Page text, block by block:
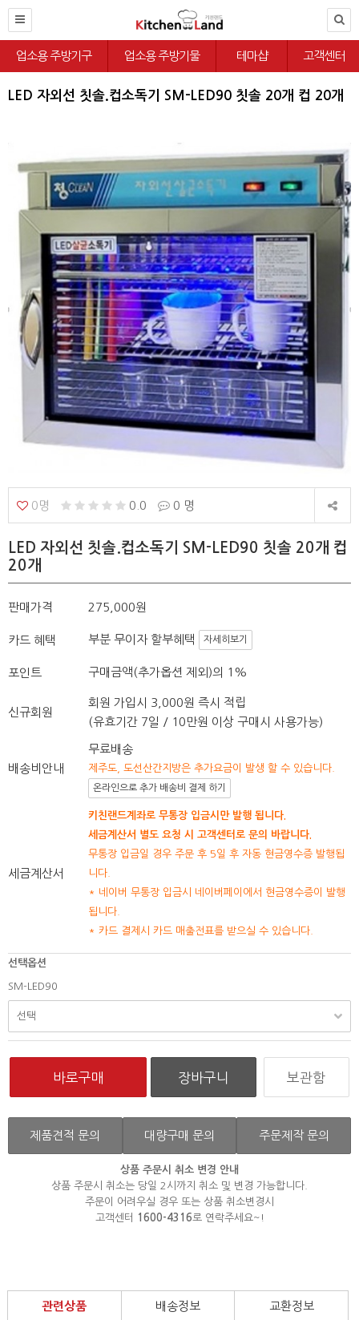
업소용 주방기구 업소용 주방기물 테마샵 고객센터
LED 자외선 칫솔.컵소독기 SM-LED90 칫솔 20개 컵 20개
0명 0.0 0 명
LED 자외선 칫솔.컵소독기 SM-LED90 칫솔 20개 컵
20개
판매가격 275,000원
카드 혜택 부분 무이자 할부혜택 자세히보기
포인트 구매금액(추가옵션 제외)의 1%
신규회원
회원 가입시 3,000원 즉시 적립
(유효기간 7일 / 10만원 이상 구매시 사용가능)
배송비안내
무료배송
제주도, 도선산간지방은 추가요금이 발생 할 수 있습니다.
온라인으로 추가 배송비 결제 하기
세금계산서
키친랜드계좌로 무통장 입금시만 발행 됩니다.
세금계산서 별도 요청 시 고객센터로 문의 바랍니다.
무통장 입금일 경우 주문 후 5일 후 자동 현금영수증 발행됩
니다.
* 네이버 무통장 입금시 네이버페이에서 현금영수증이 발행
됩니다.
* 카드 결제시 카드 매출전표를 받으실 수 있습니다.
선택옵션
SM-LED90
보관함
제품견적 문의 대량구매 문의 주문제작 문의
상품 주문시 취소 변경 안내
상품 주문시 취소는 당일 2시까지 취소 및 변경 가능합니다.
주문이 어려우실 경우 또는 상품 취소변경시
고객센터
1600-4316로 연락주세요~!
관련상품 배송정보 교환정보